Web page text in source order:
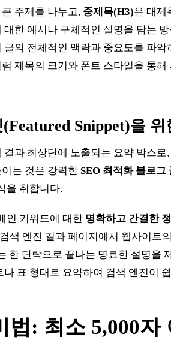
주제를 나누고, 중제목(H3)은 대제
대한 예시나 구체적인 설명을 담는
글의 전체적인 맥락과 중요도를 파
제목의 크기와 폰트 스타일을 통
Snippet)을
결과 최상단에 노출되는 요약 박스로
는 것은 강력한 SEO 최적화 블로그
을 취합니다.
인 키워드에 대한 명확하고 간결한
색 엔진 결과 페이지에서 웹사이트
한 단락으로 끝나는 명료한 설명을
나 표 형태로 요약하여 검색 엔진이
법: 최소 5,000자